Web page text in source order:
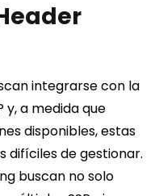
integrarse con la
y, a medida que
disponibles, estas
difíciles de gestionar.
buscan no solo